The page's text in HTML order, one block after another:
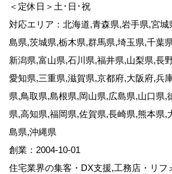
＜定休日＞土･日･祝
対応エリア：北海道,青森県,岩手県,宮城
島県,茨城県,栃木県,群馬県,埼玉県,千葉
新潟県,富山県,石川県,福井県,山梨県,長
愛知県,三重県,滋賀県,京都府,大阪府,兵
県,鳥取県,島根県,岡山県,広島県,山口県,
県,高知県,福岡県,佐賀県,長崎県,熊本県,
島県,沖縄県
創業：2004-10-01
住宅業界の集客・DX支援,工務店・リフ